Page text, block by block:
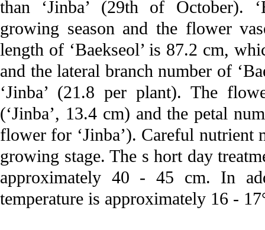
than ‘Jinba’ (29th of October).
growing season and the flower
length of ‘Baekseol’ is 87.2 cm,
and the lateral branch number of
‘Jinba’ (21.8 per plant). The
(‘Jinba’, 13.4 cm) and the petal
flower for ‘Jinba’). Careful nutrient
growing stage. The s hort day
approximately 40 - 45 cm. In
temperature is approximately 16 -